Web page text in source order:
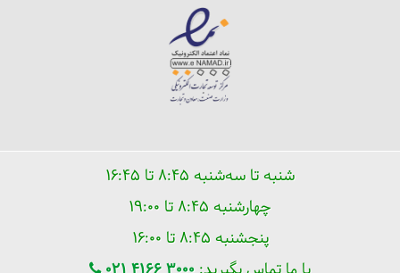
شنبه تا سه‌شنبه ۸:۴۵ تا ۱۶:۴۵
چهارشنبه ۸:۴۵ تا ۱۹:۰۰
پنجشنبه ۸:۴۵ تا ۱۶:۰۰